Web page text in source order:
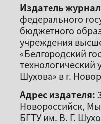
Издатель
федерального
бюджетного
учреждения
«Белгородский
технологический
Шухова» в г.
Адрес издателя:
Новороссийск,
БГТУ им. В. Г.